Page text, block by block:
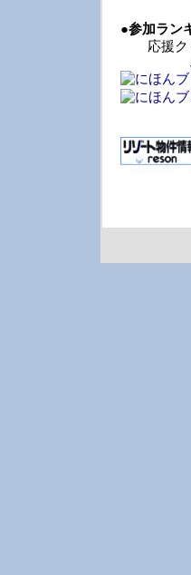
●参加ラン
応援クリ